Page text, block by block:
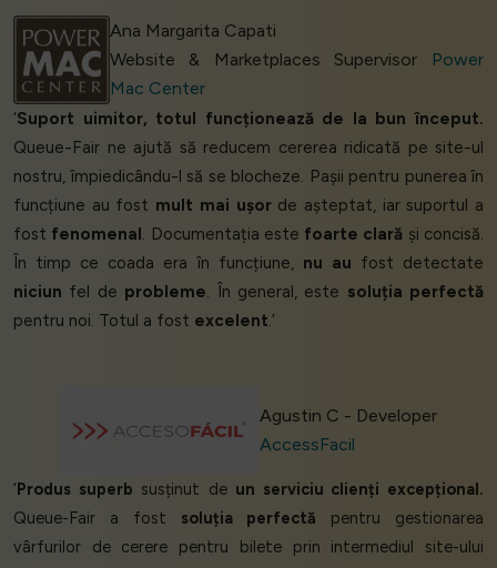
Ana Margarita Capati
Website & Marketplaces Supervisor
Power
Mac Center
‘Suport uimitor, totul funcționează de la bun început.
Queue-Fair ne ajută să reducem cererea ridicată pe site-ul
nostru, împiedicându-l să se blocheze. Pașii pentru punerea în
funcțiune au fost mult mai ușorde așteptat, iar suportul a
fost fenomenal. Documentația este foarte clară și concisă.
În timp ce coada era în funcțiune, nu au fost detectate
niciun fel de probleme. În general, este soluția perfectă
pentru noi. Totul a fost excelent.’
Agustin C - Developer
AccessFacil
‘Produs superb susținut de un serviciu clienți excepțional.
Queue-Fair a fost soluția perfectă pentru gestionarea
vârfurilor de cerere pentru bilete prin intermediul site-ului